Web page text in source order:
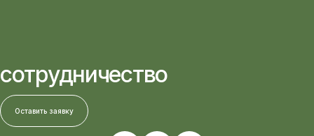
сотрудничество
Оставить заявку